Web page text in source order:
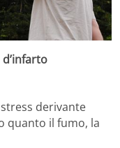
derivante
quanto il fumo, la